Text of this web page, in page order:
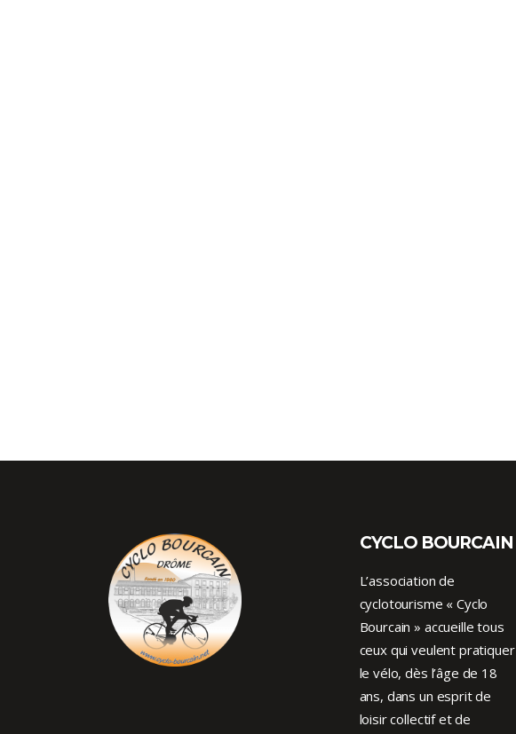
CYCLO BOURCAIN
L’association de
cyclotourisme « Cyclo
Bourcain » accueille tous
ceux qui veulent pratiquer
le vélo, dès l’âge de 18
ans, dans un esprit de
loisir collectif et de